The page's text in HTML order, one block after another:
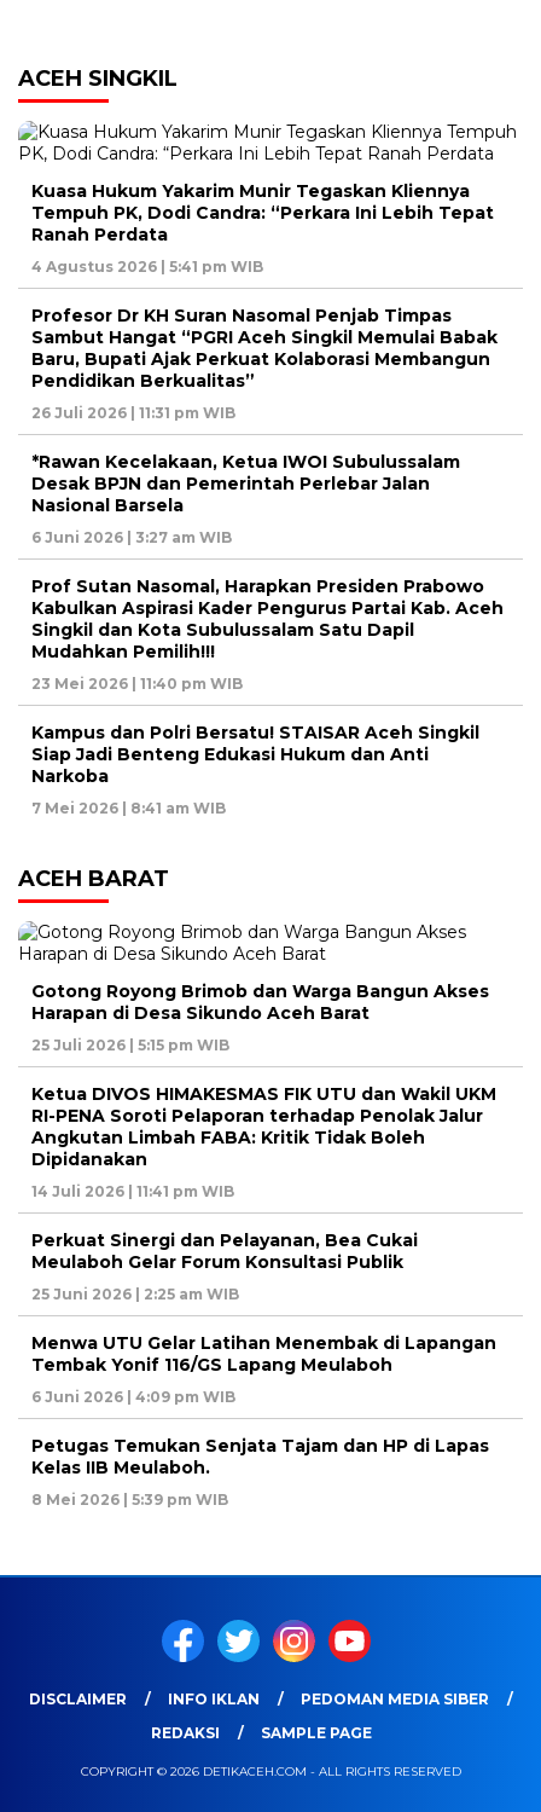
ACEH SINGKIL
Kuasa Hukum Yakarim Munir Tegaskan Kliennya
Tempuh PK, Dodi Candra: “Perkara Ini Lebih Tepat
Ranah Perdata
4 Agustus 2026 | 5:41 pm WIB
Profesor Dr KH Suran Nasomal Penjab Timpas
Sambut Hangat “PGRI Aceh Singkil Memulai Babak
Baru, Bupati Ajak Perkuat Kolaborasi Membangun
Pendidikan Berkualitas”
26 Juli 2026 | 11:31 pm WIB
*Rawan Kecelakaan, Ketua IWOI Subulussalam
Desak BPJN dan Pemerintah Perlebar Jalan
Nasional Barsela
6 Juni 2026 | 3:27 am WIB
Prof Sutan Nasomal, Harapkan Presiden Prabowo
Kabulkan Aspirasi Kader Pengurus Partai Kab. Aceh
Singkil dan Kota Subulussalam Satu Dapil
Mudahkan Pemilih!!!
23 Mei 2026 | 11:40 pm WIB
Kampus dan Polri Bersatu! STAISAR Aceh Singkil
Siap Jadi Benteng Edukasi Hukum dan Anti
Narkoba
7 Mei 2026 | 8:41 am WIB
ACEH BARAT
Gotong Royong Brimob dan Warga Bangun Akses
Harapan di Desa Sikundo Aceh Barat
25 Juli 2026 | 5:15 pm WIB
Ketua DIVOS HIMAKESMAS FIK UTU dan Wakil UKM
RI-PENA Soroti Pelaporan terhadap Penolak Jalur
Angkutan Limbah FABA: Kritik Tidak Boleh
Dipidanakan
14 Juli 2026 | 11:41 pm WIB
Perkuat Sinergi dan Pelayanan, Bea Cukai
Meulaboh Gelar Forum Konsultasi Publik
25 Juni 2026 | 2:25 am WIB
Menwa UTU Gelar Latihan Menembak di Lapangan
Tembak Yonif 116/GS Lapang Meulaboh
6 Juni 2026 | 4:09 pm WIB
Petugas Temukan Senjata Tajam dan HP di Lapas
Kelas IIB Meulaboh.
8 Mei 2026 | 5:39 pm WIB
DISCLAIMER INFO IKLAN
PEDOMAN MEDIA SIBER
REDAKSI
SAMPLE PAGE
COPYRIGHT © 2026 DETIKACEH.COM - ALL RIGHTS RESERVED